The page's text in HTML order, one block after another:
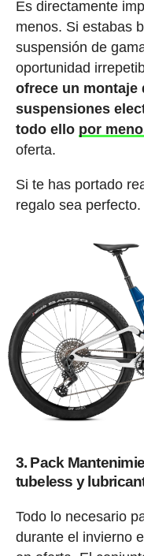
Es directamente
menos. Si estabas
suspensión de
oportunidad
ofrece un montaje
suspensiones
todo ello por
oferta.
Si te has portado
regalo sea perfecto.
3. Pack
tubeless y
Todo lo necesario
durante el invierno